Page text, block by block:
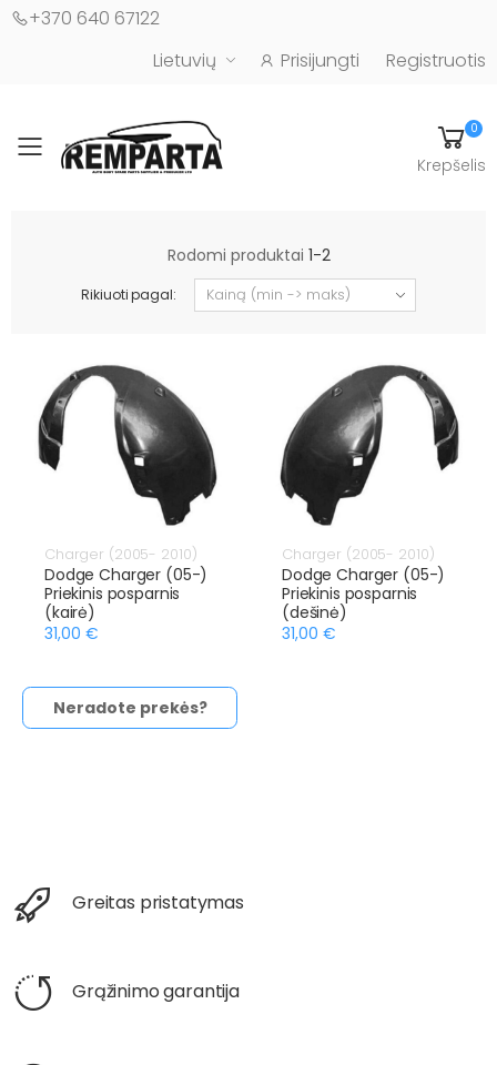
+370 640 67122
Lietuvių
Prisijungti Registruotis
Toggle mobile menu
0
Krepšelis
Rodomi produktai 1-2
Rikiuoti pagal:
Charger (2005- 2010)
Dodge Charger (05-)
Priekinis posparnis
(kairė)
31,00 €
Charger (2005- 2010)
Dodge Charger (05-)
Priekinis posparnis
(dešinė)
31,00 €
Neradote prekės?
Greitas pristatymas
Grąžinimo garantija